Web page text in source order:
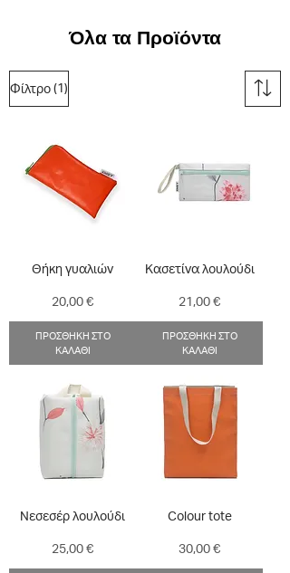
Όλα τα Προϊόντα
Φίλτρο(1)
Θήκη γυαλιών
Τιμή
20,00 €
ΠΡΟΣΘΗΚΗ ΣΤΟ
ΚΑΛΑΘΙ
Κασετίνα λουλούδι
Τιμή
21,00 €
ΠΡΟΣΘΗΚΗ ΣΤΟ
ΚΑΛΑΘΙ
Νεσεσέρ λουλούδι
Τιμή
25,00 €
Colour tote
Τιμή
30,00 €